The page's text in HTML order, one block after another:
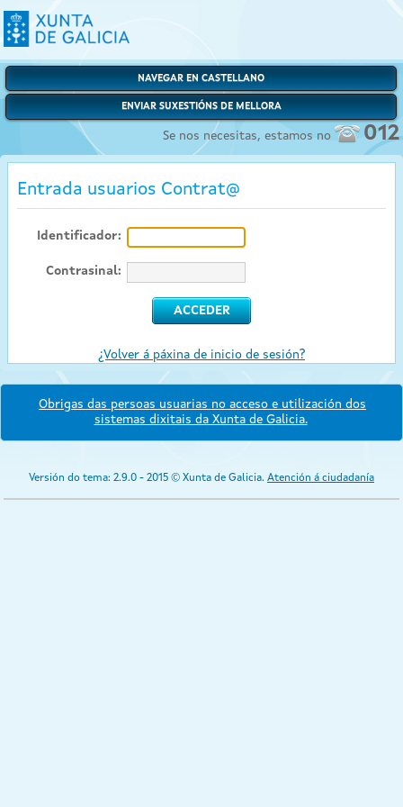
NAVEGAR EN CASTELLANO
ENVIAR SUXESTIÓNS DE MELLORA
Se nos necesitas, estamos no 012
Entrada usuarios Contrat@
Identificador:
Contrasinal:
¿Volver á páxina de inicio de sesión?
Obrigas das persoas usuarias no acceso e utilización dos
sistemas dixitais da Xunta de Galicia.
Versión do tema: 2.9.0 - 2015 © Xunta de Galicia. Atención á ciudadanía